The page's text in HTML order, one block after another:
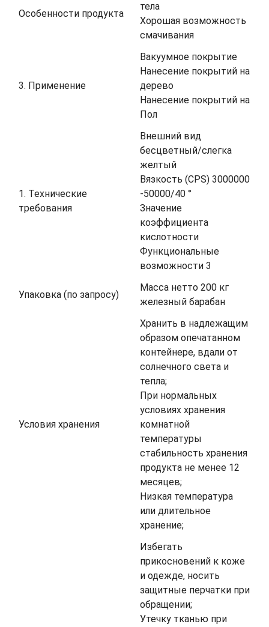
Особенности продукта
тела
Хорошая возможность
смачивания
3. Применение
Вакуумное покрытие
Нанесение покрытий на
дерево
Нанесение покрытий на
Пол
1. Технические
требования
Внешний вид
бесцветный/слегка
желтый
Вязкость (CPS) 3000000
-50000/40 °
Значение
коэффициента
кислотности
Функциональные
возможности 3
Упаковка (по запросу)
Масса нетто 200 кг
железный барабан
Условия хранения
Хранить в надлежащим
образом опечатанном
контейнере, вдали от
солнечного света и
тепла;
При нормальных
условиях хранения
комнатной
температуры
стабильность хранения
продукта не менее 12
месяцев;
Низкая температура
или длительное
хранение;
Избегать
прикосновений к коже
и одежде, носить
защитные перчатки при
обращении;
Утечку тканью при